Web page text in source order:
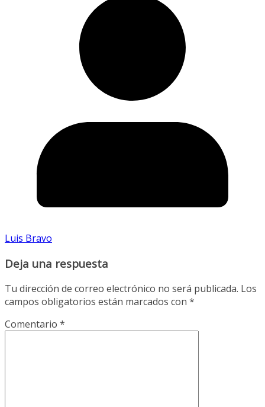
Luis Bravo
Deja una respuesta
Tu dirección de correo electrónico no será publicada. Los
campos obligatorios están marcados con *
Comentario *